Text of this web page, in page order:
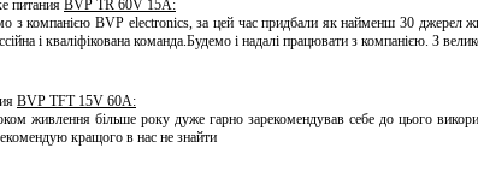
питания BVP TR 60V 15A:
з компанією BVP electronics, за цей час придбали як найменш 30 джерел
і кваліфікована команда.Будемо і надалі працювати з компанією. З
BVP TFT 15V 60A:
живлення більше року дуже гарно зарекомендував себе до цього
кращого в нас не знайти